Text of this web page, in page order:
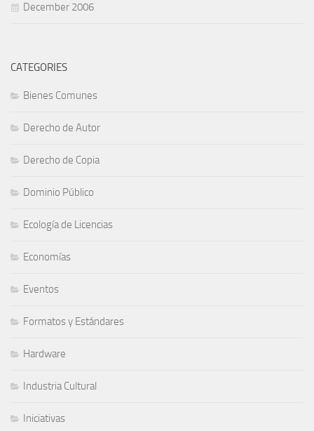
December 2006
CATEGORIES
Bienes Comunes
Derecho de Autor
Derecho de Copia
Dominio Público
Ecología de Licencias
Economías
Eventos
Formatos y Estándares
Hardware
Industria Cultural
Iniciativas